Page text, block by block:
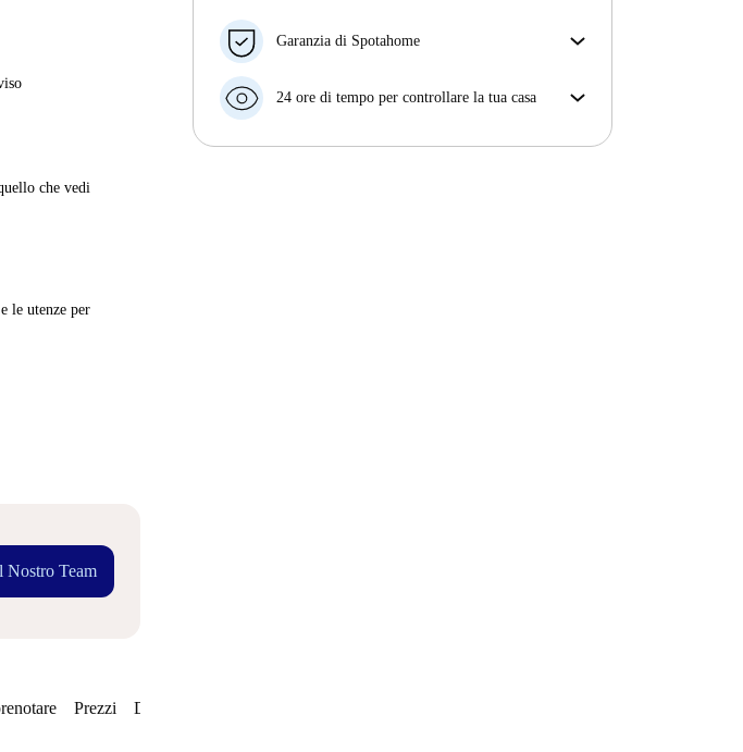
che vedi
le utenze per
Nostro Team
Garanzia di Spotahome
con breve preavviso, noi A) ti pagheremo un hotel e
B) ti rimborseremo totalmente
24 ore di tempo per controllare la tua casa
Prezzi Disponibilità